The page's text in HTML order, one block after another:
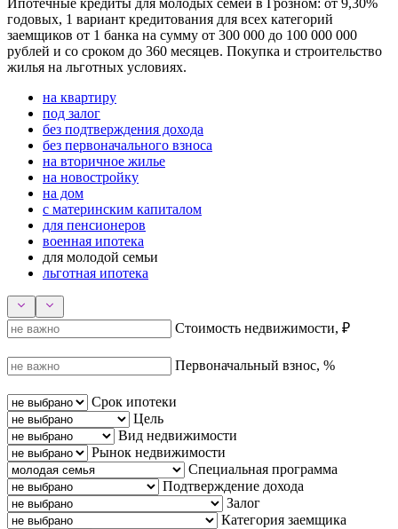
годовых, 1 вариант кредитования для всех категорий
заемщиков от 1 банка на сумму от 300 000 до 100 000 000
рублей и со сроком до 360 месяцев. Покупка и строительство
жилья на льготных условиях.
на квартиру
под залог
без подтверждения дохода
без первоначального взноса
на вторичное жилье
на новостройку
на дом
с материнским капиталом
для пенсионеров
военная ипотека
для молодой семьи
льготная ипотека
Стоимость недвижимости, ₽
Первоначальный взнос, %
Срок ипотеки
Цель
Вид недвижимости
Рынок недвижимости
Специальная программа
Подтверждение дохода
Залог
Категория заемщика